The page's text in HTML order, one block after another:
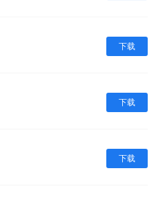
下载
下载
下载